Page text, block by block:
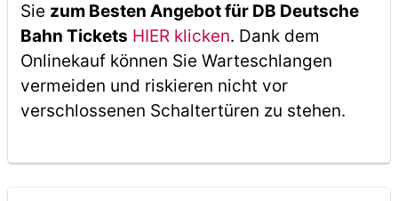
Sie zum Besten Angebot für DB Deutsche
Bahn Tickets HIER klicken. Dank dem
Onlinekauf können Sie Warteschlangen
vermeiden und riskieren nicht vor
verschlossenen Schaltertüren zu stehen.